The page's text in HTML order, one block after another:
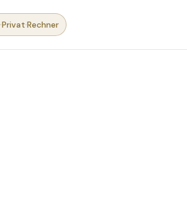
·Privat·Rechner